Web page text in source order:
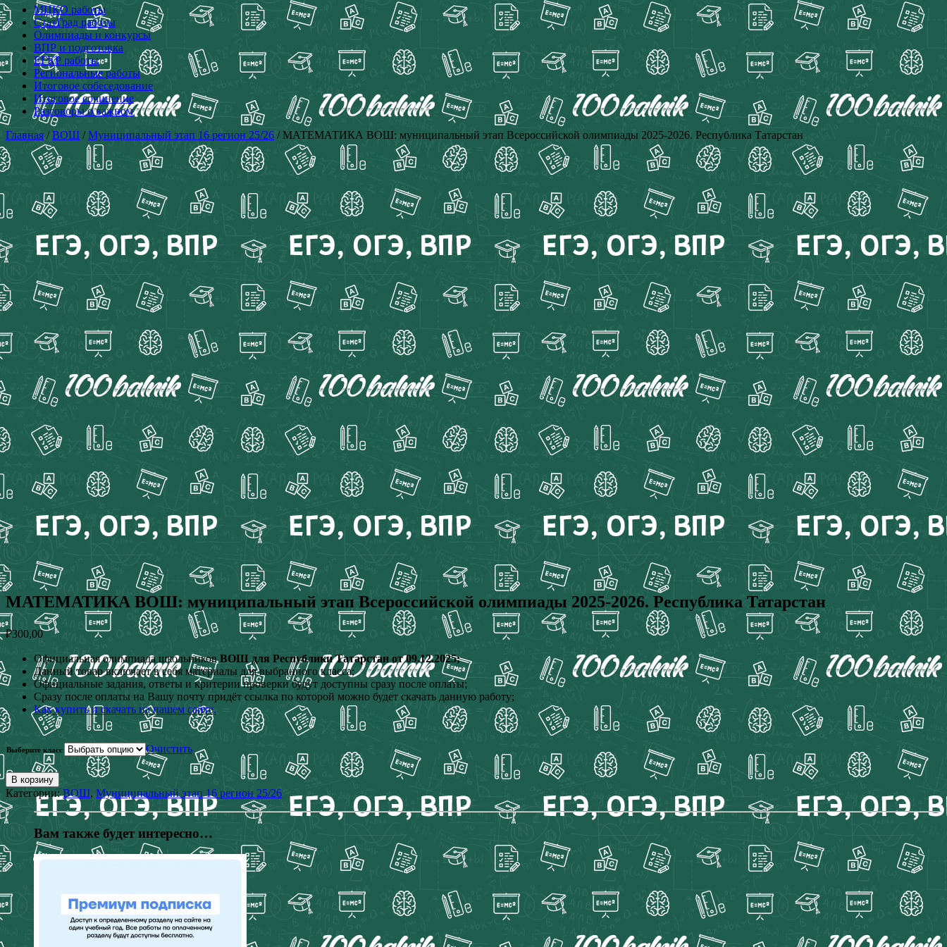
МЦКО работы
СтатГрад работы
Олимпиады и конкурсы
ВПР и подготовка
ЕГКР работы
Региональные работы
Итоговое собеседование
Итоговое сочинение
Разговоры о важном
Главная /ВОШ /Муниципальный этап 16 регион 25/26 / МАТЕМАТИКА ВОШ: муниципальный этап Всероссийской олимпиады 2025-2026. Республика Татарстан
МАТЕМАТИКА ВОШ: муниципальный этап Всероссийской олимпиады 2025-2026. Республика Татарстан
₽300,00
Официальная олимпиада школьниковВОШ для Республики Татарстан от 09.12.2025;
Данный товар включает в себя материалы для выбранного класса;
Официальные задания, ответы и критерии проверки будут доступны сразу после оплаты;
Сразу после оплаты на Вашу почту придёт ссылка по которой можно будет скачать данную работу;
Как купить и скачать на нашем сайте.
Выберите класс Очистить
В корзину
Категории:ВОШ, Муниципальный этап 16 регион 25/26
Вам также будет интересно…